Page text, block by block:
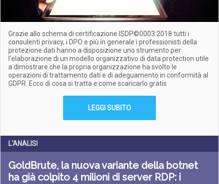
Grazie allo schema di certificazione ISDP©0003:2018 tutti i
consulenti privacy, i DPO e più in generale i professionisti della
protezione dati hanno a disposizione uno strumento per
l’elaborazione di un modello organizzativo di data protection utile
a dimostrare che la propria organizzazione ha svolto le
operazioni di trattamento dati e di adeguamento in conformità al
GDPR. Ecco di cosa si tratta e come scaricarlo gratis
LEGGI SUBITO
L'ANALISI
GoldBrute, la nuova variante della botnet
ha già colpito 4 milioni di server RDP: i